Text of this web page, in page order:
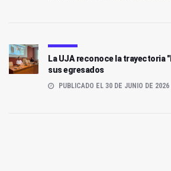
La UJA reconoce la trayectoria
sus egresados
PUBLICADO EL 30 DE JUNIO DE 2026